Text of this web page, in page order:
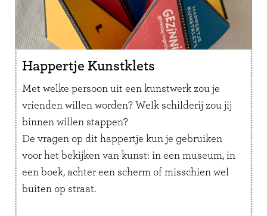
Happertje Kunstklets
Met welke persoon uit een kunstwerk zou je
vrienden willen worden? Welk schilderij zou jij
binnen willen stappen?
De vragen op dit happertje kun je gebruiken
voor het bekijken van kunst: in een museum, in
een boek, achter een scherm of misschien wel
buiten op straat.